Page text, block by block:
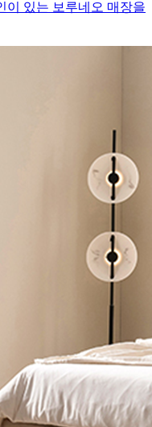
이 있는 보루네오 매장을